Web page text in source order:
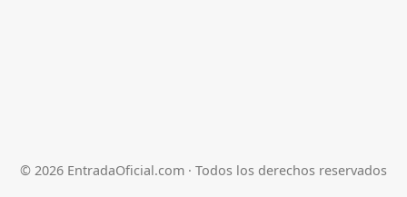
© 2026 EntradaOficial.com · Todos los derechos reservados